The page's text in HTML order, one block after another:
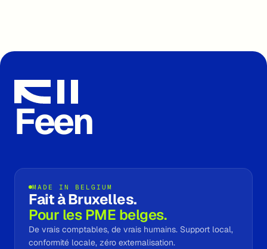
Feen
MADE IN BELGIUM
Fait à Bruxelles.
Pour les PME belges.
De vrais comptables, de vrais humains. Support local,
conformité locale, zéro externalisation.